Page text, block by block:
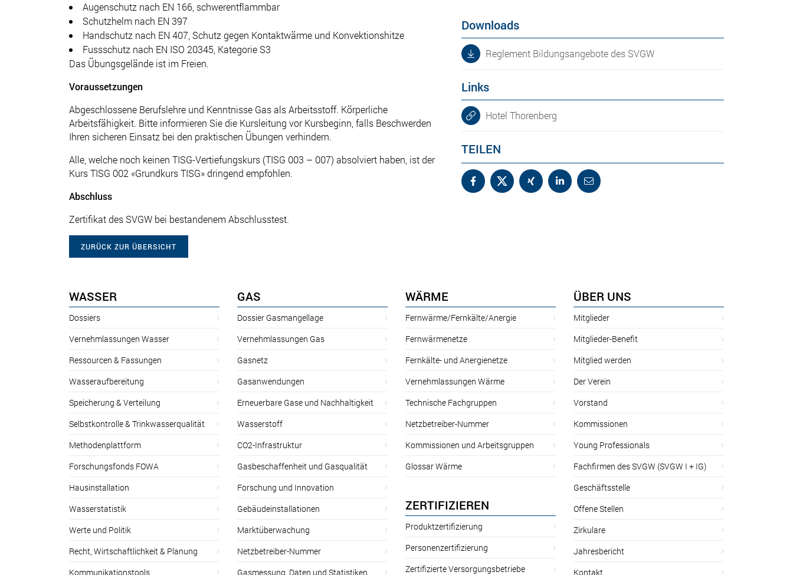
Augenschutz nach EN 166, schwerentflammbar
Schutzhelm nach EN 397
Handschutz nach EN 407, Schutz gegen Kontaktwärme und Konvektionshitze
Fussschutz nach EN ISO 20345, Kategorie S3
Das Übungsgelände ist im Freien.
Voraussetzungen
Abgeschlossene Berufslehre und Kenntnisse Gas als Arbeitsstoff. Körperliche
Arbeitsfähigkeit. Bitte informieren Sie die Kursleitung vor Kursbeginn, falls Beschwerden
Ihren sicheren Einsatz bei den praktischen Übungen verhindern.
Alle, welche noch keinen TISG-Vertiefungskurs (TISG 003 – 007) absolviert haben, ist der
Kurs TISG 002 «Grundkurs TISG» dringend empfohlen.
Abschluss
Zertifikat des SVGW bei bestandenem Abschlusstest.
ZURÜCK ZUR ÜBERSICHT
Downloads
Reglement Bildungsangebote des SVGW
Links
Hotel Thorenberg
TEILEN
WASSER
Dossiers
Vernehmlassungen Wasser
Ressourcen & Fassungen
Wasseraufbereitung
Speicherung & Verteilung
Selbstkontrolle & Trinkwasserqualität
Methodenplattform
Forschungsfonds FOWA
Hausinstallation
Wasserstatistik
Werte und Politik
Recht, Wirtschaftlichkeit & Planung
Kommunikationstools
GAS
Dossier Gasmangellage
Vernehmlassungen Gas
Gasnetz
Gasanwendungen
Erneuerbare Gase und Nachhaltigkeit
Wasserstoff
CO2-Infrastruktur
Gasbeschaffenheit und Gasqualität
Forschung und Innovation
Gebäudeinstallationen
Marktüberwachung
Netzbetreiber-Nummer
Gasmessung, Daten und Statistiken
WÄRME
Fernwärme/Fernkälte/Anergie
Fernwärmenetze
Fernkälte- und Anergienetze
Vernehmlassungen Wärme
Technische Fachgruppen
Netzbetreiber-Nummer
Kommissionen und Arbeitsgruppen
Glossar Wärme
ZERTIFIZIEREN
Produktzertifizierung
Personenzertifizierung
Zertifizierte Versorgungsbetriebe
ÜBER UNS
Mitglieder
Mitglieder-Benefit
Mitglied werden
Der Verein
Vorstand
Kommissionen
Young Professionals
Fachfirmen des SVGW (SVGW I + IG)
Geschäftsstelle
Offene Stellen
Zirkulare
Jahresbericht
Kontakt